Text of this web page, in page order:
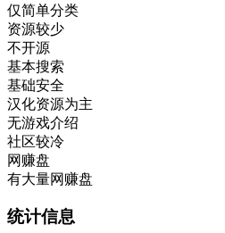
仅简单分类
资源较少
不开源
基本搜索
基础安全
汉化资源为主
无游戏介绍
社区较冷
网赚盘
有大量网赚盘
统计信息